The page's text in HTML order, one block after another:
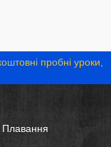
пробні уроки,
Плавання